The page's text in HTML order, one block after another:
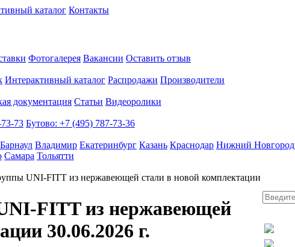
каталог Контакты
Фотогалерея Вакансии Оставить отзыв
Интерактивный каталог Распродажи Производители
документация Статьи Видеоролики
73 Бутово: +7 (495) 787-73-36
Барнаул Владимир Екатеринбург Казань Краснодар Нижний Новгород
Самара Тольятти
UNI-FITT из нержавеющей стали в новой комплектации
FITT из нержавеющей
30.06.2026 г.